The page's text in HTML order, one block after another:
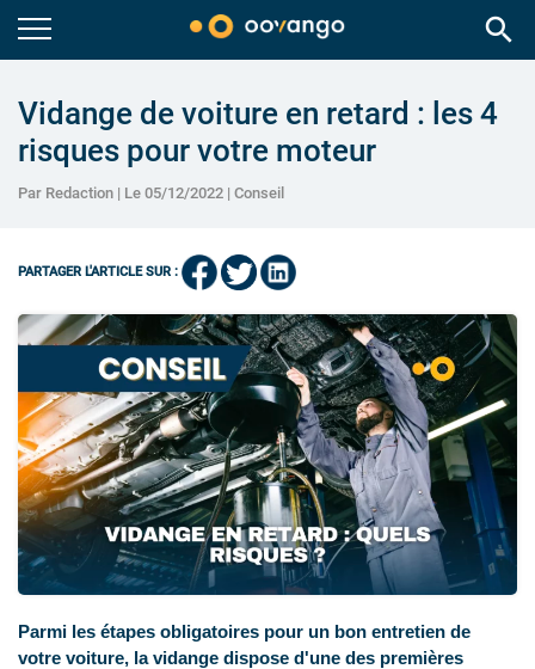
search
Vidange de voiture en retard : les 4
risques pour votre moteur
Par Redaction | Le 05/12/2022 | Conseil
PARTAGER L'ARTICLE SUR :
Parmi les étapes obligatoires pour un bon entretien de
votre voiture, la vidange dispose d'une des premières